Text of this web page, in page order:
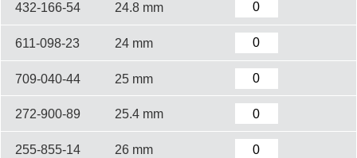
432-166-54 24.8 mm
611-098-23 24 mm
709-040-44 25 mm
272-900-89 25.4 mm
255-855-14 26 mm